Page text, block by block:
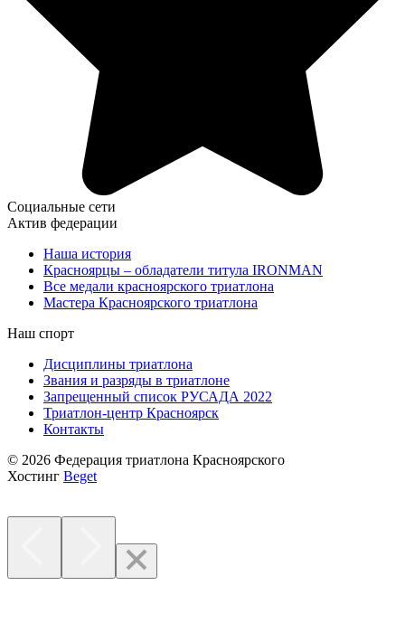
Социальные сети
Актив федерации
Наша история
Красноярцы – обладатели титула IRONMAN
Все медали красноярского триатлона
Мастера Красноярского триатлона
Наш спорт
Дисциплины триатлона
Звания и разряды в триатлоне
Запрещенный список РУСАДА 2022
Триатлон-центр Красноярск
Контакты
© 2026 Федерация триатлона Красноярского
Хостинг Beget